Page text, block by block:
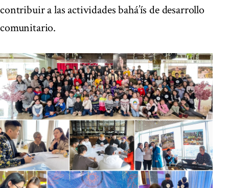
contribuir a las actividades bahá’ís de desarrollo
comunitario.